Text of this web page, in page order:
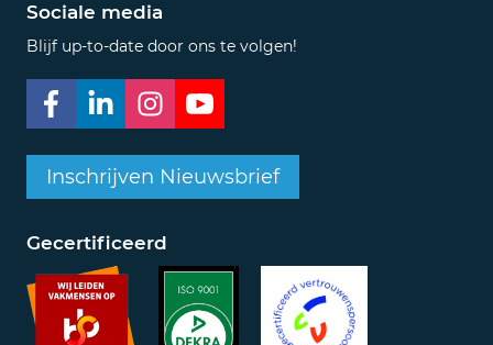
Sociale media
Blijf up-to-date door ons te volgen!
Inschrijven Nieuwsbrief
Gecertificeerd